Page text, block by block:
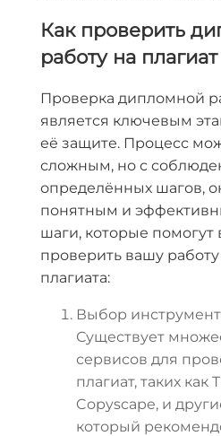
Как проверить
работу на плагиат
Проверка дипломной
является ключевым
её защите. Процесс
сложным, но с
определённых шагов,
понятным и
шаги, которые помогут
проверить вашу
плагиата:
Выбор
Существует
сервисов для
плагиат, таких как
Copyscape, и
который